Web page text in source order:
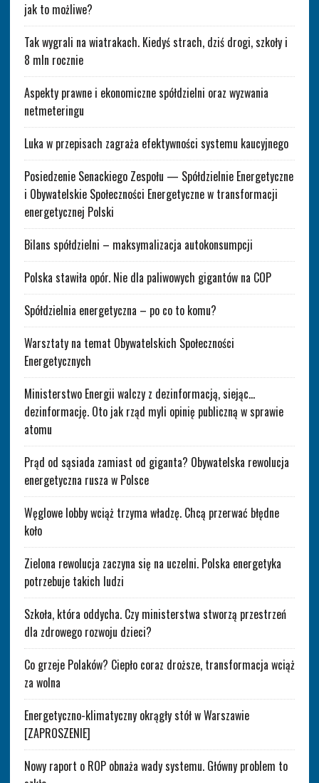
jak to możliwe?
Tak wygrali na wiatrakach. Kiedyś strach, dziś drogi, szkoły i
8 mln rocznie
Aspekty prawne i ekonomiczne spółdzielni oraz wyzwania
netmeteringu
Luka w przepisach zagraża efektywności systemu kaucyjnego
Posiedzenie Senackiego Zespołu — Spółdzielnie Energetyczne
i Obywatelskie Społeczności Energetyczne w transformacji
energetycznej Polski
Bilans spółdzielni – maksymalizacja autokonsumpcji
Polska stawiła opór. Nie dla paliwowych gigantów na COP
Spółdzielnia energetyczna – po co to komu?
Warsztaty na temat Obywatelskich Społeczności
Energetycznych
Ministerstwo Energii walczy z dezinformacją, siejąc…
dezinformację. Oto jak rząd myli opinię publiczną w sprawie
atomu
Prąd od sąsiada zamiast od giganta? Obywatelska rewolucja
energetyczna rusza w Polsce
Węglowe lobby wciąż trzyma władzę. Chcą przerwać błędne
koło
Zielona rewolucja zaczyna się na uczelni. Polska energetyka
potrzebuje takich ludzi
Szkoła, która oddycha. Czy ministerstwa stworzą przestrzeń
dla zdrowego rozwoju dzieci?
Co grzeje Polaków? Ciepło coraz droższe, transformacja wciąż
za wolna
Energetyczno-klimatyczny okrągły stół w Warszawie
[ZAPROSZENIE]
Nowy raport o ROP obnaża wady systemu. Główny problem to